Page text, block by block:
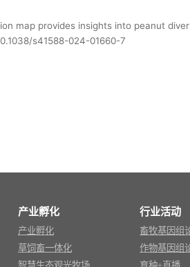
map provides insights into peanut
s41588-024-01660-7
产业孵化
产业孵化
草饲畜一体化
行业活动
畜牧基因组
作物基因组